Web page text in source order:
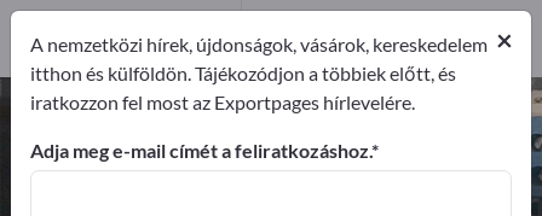
Ultrahangos szenzorok – gyártók
és beszállítók keresése
10
Gyártók
×
A nemzetközi hírek, újdonságok, vásárok, kereskedelem
itthon és külföldön. Tájékozódjon a többiek előtt, és
iratkozzon fel most az Exportpages hírlevelére.
Adja meg e-mail címét a feliratkozáshoz.